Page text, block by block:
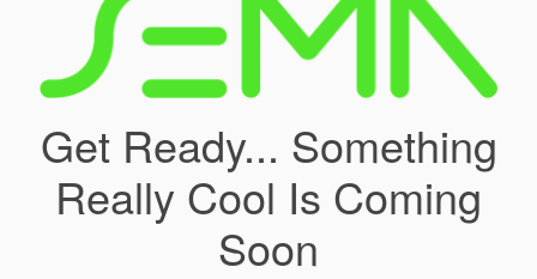
Get Ready... Something
Really Cool Is Coming
Soon